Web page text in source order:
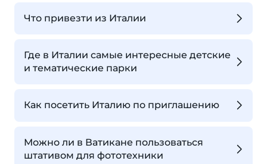
Что привезти из Италии
Где в Италии самые интересные детские
и тематические парки
Как посетить Италию по приглашению
Можно ли в Ватикане пользоваться
штативом для фототехники